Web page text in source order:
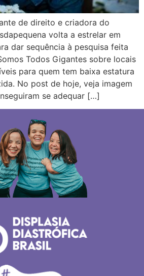
de direito e criadora do
volta a estrelar em
dar sequência à pesquisa feita
Todos Gigantes sobre locais
para quem tem baixa estatura
No post de hoje, veja imagem
se adequar […]